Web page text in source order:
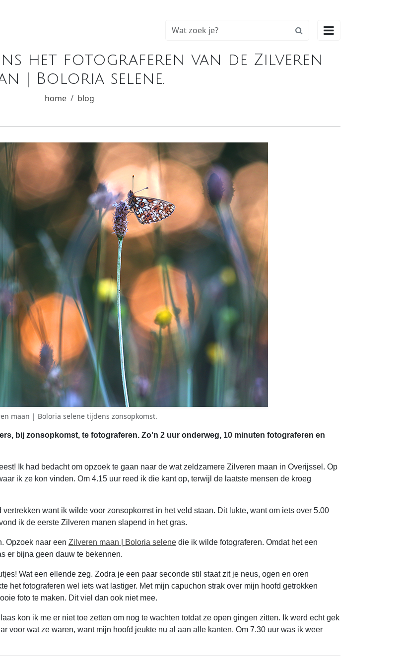

het fotograferen van de Zilveren
| Boloria selene.
home blog
maan | Boloria selene tijdens zonsopkomst.
bij zonsopkomst, te fotograferen. Zo'n 2 uur onderweg, 10 minuten fotograferen en
Ik had bedacht om opzoek te gaan naar de wat zeldzamere Zilveren maan in Overijssel. Op
ik ze kon vinden. Om 4.15 uur reed ik die kant op, terwijl de laatste mensen de kroeg
want ik wilde voor zonsopkomst in het veld staan. Dit lukte, want om iets over 5.00
ik de eerste Zilveren manen slapend in het gras.
Opzoek naar een Zilveren maan | Boloria selene die ik wilde fotograferen. Omdat het een
er bijna geen dauw te bekennen.
Wat een ellende zeg. Zodra je een paar seconde stil staat zit je neus, ogen en oren
het fotograferen wel iets wat lastiger. Met mijn capuchon strak over mijn hoofd getrokken
foto te maken. Dit viel dan ook niet mee.
kon ik me er niet toe zetten om nog te wachten totdat ze open gingen zitten. Ik werd echt gek
voor wat ze waren, want mijn hoofd jeukte nu al aan alle kanten. Om 7.30 uur was ik weer